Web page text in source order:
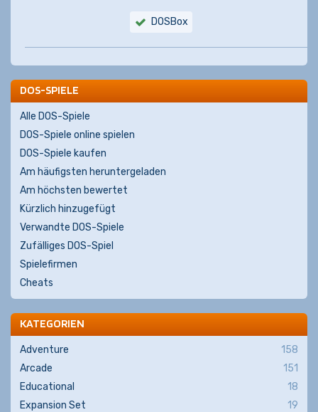
DOSBox
DOS-SPIELE
Alle DOS-Spiele
DOS-Spiele online spielen
DOS-Spiele kaufen
Am häufigsten heruntergeladen
Am höchsten bewertet
Kürzlich hinzugefügt
Verwandte DOS-Spiele
Zufälliges DOS-Spiel
Spielefirmen
Cheats
KATEGORIEN
Adventure
158
Arcade
151
Educational
18
Expansion Set
19